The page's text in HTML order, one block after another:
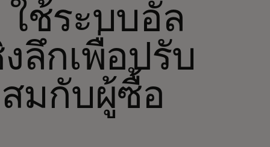
ช้ระบบอัล
ลึกเพื่อปรับ
มกับผู้ซื้อ